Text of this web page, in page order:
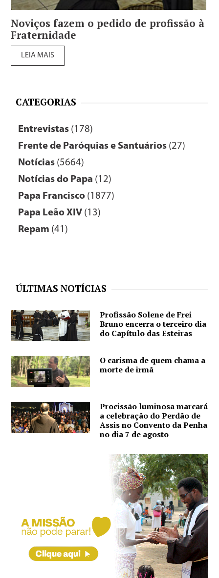
Noviços fazem o pedido de profissão à
Fraternidade
LEIA MAIS
CATEGORIAS
Entrevistas (178)
Frente de Paróquias e Santuários (27)
Notícias (5664)
Notícias do Papa (12)
Papa Francisco (1877)
Papa Leão XIV (13)
Repam (41)
ÚLTIMAS NOTÍCIAS
Profissão Solene de Frei
Bruno encerra o terceiro dia
do Capítulo das Esteiras
O carisma de quem chama a
morte de irmã
Procissão luminosa marcará
a celebração do Perdão de
Assis no Convento da Penha
no dia 7 de agosto